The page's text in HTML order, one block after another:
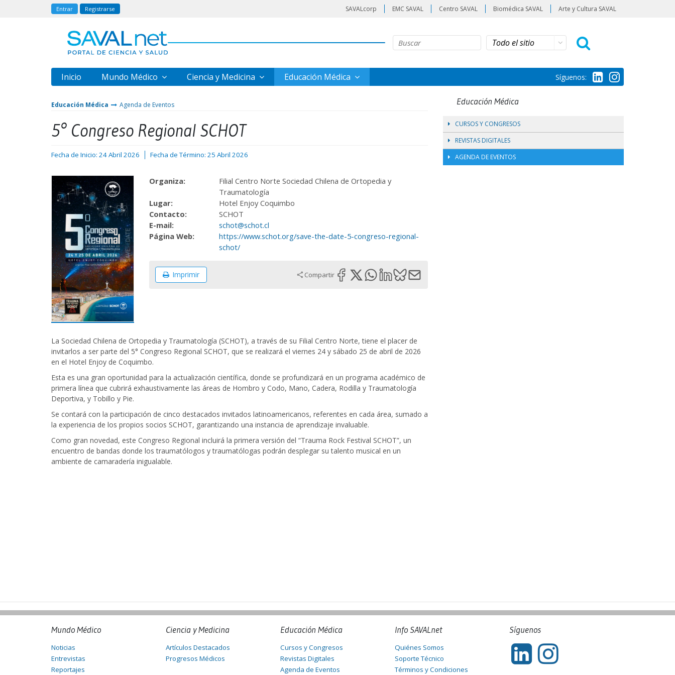
Entrar Registrarse SAVALcorp EMC SAVAL Centro SAVAL Biomédica SAVAL Arte y Cultura SAVAL
Inicio Mundo Médico Ciencia y Medicina Educación Médica Síguenos:
Educación Médica Agenda de Eventos
5° Congreso Regional SCHOT
Fecha de Inicio: 24 Abril 2026 Fecha de Término: 25 Abril 2026
Organiza:
Filial Centro Norte Sociedad Chilena de Ortopedia y
Traumatología
Lugar:
Hotel Enjoy Coquimbo
Contacto:
SCHOT
E-mail:
schot@schot.cl
Página Web:
https://www.schot.org/save-the-date-5-congreso-regional-
schot/
Imprimir Compartir
La Sociedad Chilena de Ortopedia y Traumatología (SCHOT), a través de su Filial Centro Norte, tiene el placer de
invitarlos a ser parte del 5° Congreso Regional SCHOT, que se realizará el viernes 24 y sábado 25 de abril de 2026
en el Hotel Enjoy de Coquimbo.
Esta es una gran oportunidad para la actualización científica, donde se profundizará en un programa académico de
primera línea que cubrirá exhaustivamente las áreas de Hombro y Codo, Mano, Cadera, Rodilla y Traumatología
Deportiva, y Tobillo y Pie.
Se contará con la participación de cinco destacados invitados latinoamericanos, referentes en cada área, sumado a
la experiencia de los propios socios SCHOT, garantizando una instancia de aprendizaje invaluable.
Como gran novedad, este Congreso Regional incluirá la primera versión del “Trauma Rock Festival SCHOT”, un
encuentro de bandas donde los traumatólogos y traumatólogas podrán desplegar su talento musical en un
ambiente de camaradería inigualable.
Educación Médica
CURSOS Y CONGRESOS
REVISTAS DIGITALES
AGENDA DE EVENTOS
Mundo Médico
Noticias
Entrevistas
Reportajes
Ciencia y Medicina
Artículos Destacados
Progresos Médicos
Educación Médica
Cursos y Congresos
Revistas Digitales
Agenda de Eventos
Info SAVALnet
Quiénes Somos
Soporte Técnico
Términos y Condiciones
Síguenos